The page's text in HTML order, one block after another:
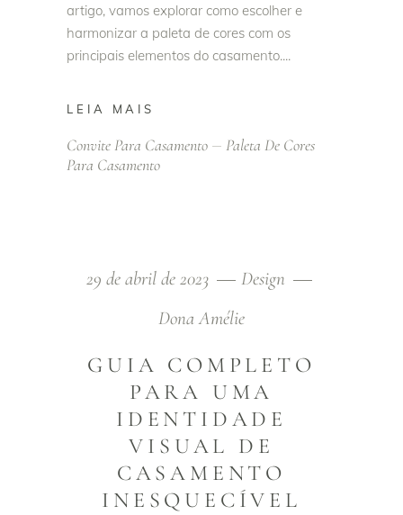
artigo, vamos explorar como escolher e
harmonizar a paleta de cores com os
principais elementos do casamento.
LEIA MAIS
Convite Para Casamento
Paleta De Cores
Para Casamento
29 de abril de 2023
Design
Dona Amélie
GUIA COMPLETO
PARA UMA
IDENTIDADE
VISUAL DE
CASAMENTO
INESQUECÍVEL